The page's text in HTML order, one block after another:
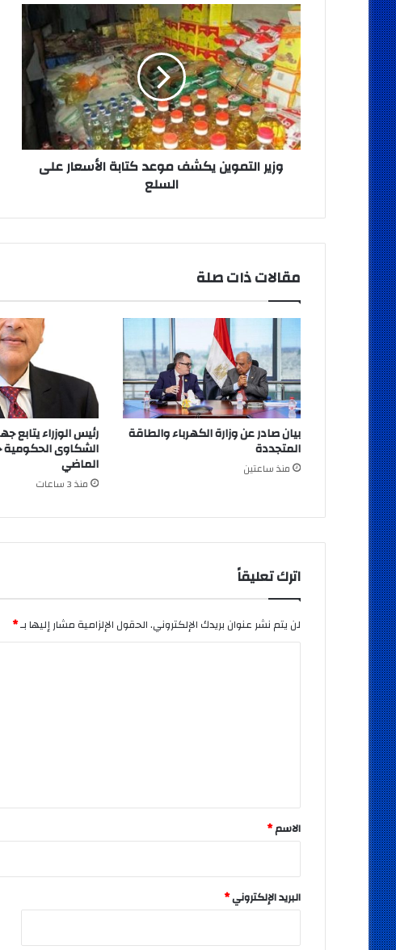
وزير
التموين
يكشف
موعد
كتابة
الأسعار
على
السلع
وزير التموين يكشف موعد كتابة الأسعار على
السلع
مقالات ذات صلة
بيان صادر عن وزارة الكهرباء والطاقة
المتجددة
منذ ساعتين
رئيس الوزراء
الشكاوى الحكومية
الماضي
منذ 3 ساعات
اترك تعليقاً
لن يتم نشر عنوان بريدك الإلكتروني.الحقول الإلزامية مشار إليها بـ*
*
الاسم*
البريد الإلكتروني*